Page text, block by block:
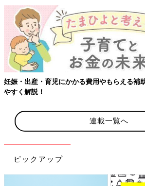
妊娠・出産・育児にかかる費用やもらえる補
やすく解説！
連載一覧へ
ピックアップ